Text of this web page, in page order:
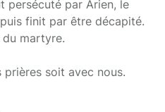
persécuté par Arien, le
finit par être décapité.
martyre.
prières soit avec nous.